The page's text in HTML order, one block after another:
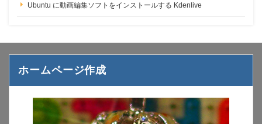
Ubuntu に動画編集ソフトをインストールする Kdenlive
ホームページ作成